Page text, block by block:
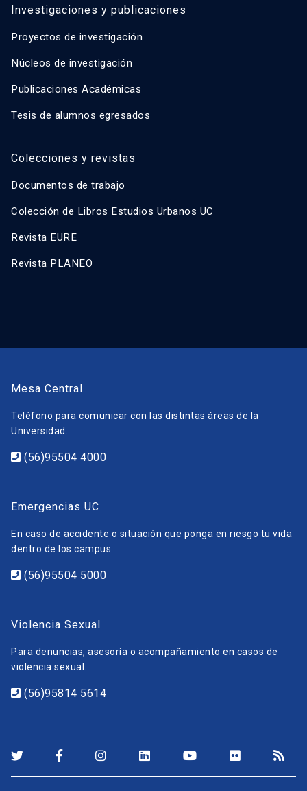
Investigaciones y publicaciones
Proyectos de investigación
Núcleos de investigación
Publicaciones Académicas
Tesis de alumnos egresados
Colecciones y revistas
Documentos de trabajo
Colección de Libros Estudios Urbanos UC
Revista EURE
Revista PLANEO
Mesa Central
Teléfono para comunicar con las distintas áreas de la
Universidad.
(56)95504 4000
Emergencias UC
En caso de accidente o situación que ponga en riesgo tu vida
dentro de los campus.
(56)95504 5000
Violencia Sexual
Para denuncias, asesoría o acompañamiento en casos de
violencia sexual.
(56)95814 5614